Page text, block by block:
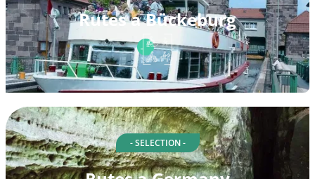
Rutes a Bückeburg
- SELECTION -